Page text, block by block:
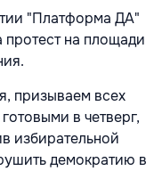
"Платформа ДА"
на площади
призываем всех
в четверг,
избирательной
демократию в